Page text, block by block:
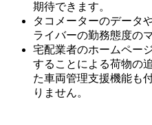
期待できます。
タコメーターのデータ
ライバーの勤務態度の
宅配業者のホームペー
することによる荷物の
た車両管理支援機能も
りません。